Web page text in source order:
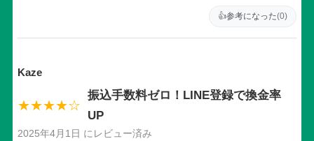
👍参考になった(0)
Kaze
★★★★☆
振込手数料ゼロ！LINE登録で換金率
UP
2025年4月1日 にレビュー済み